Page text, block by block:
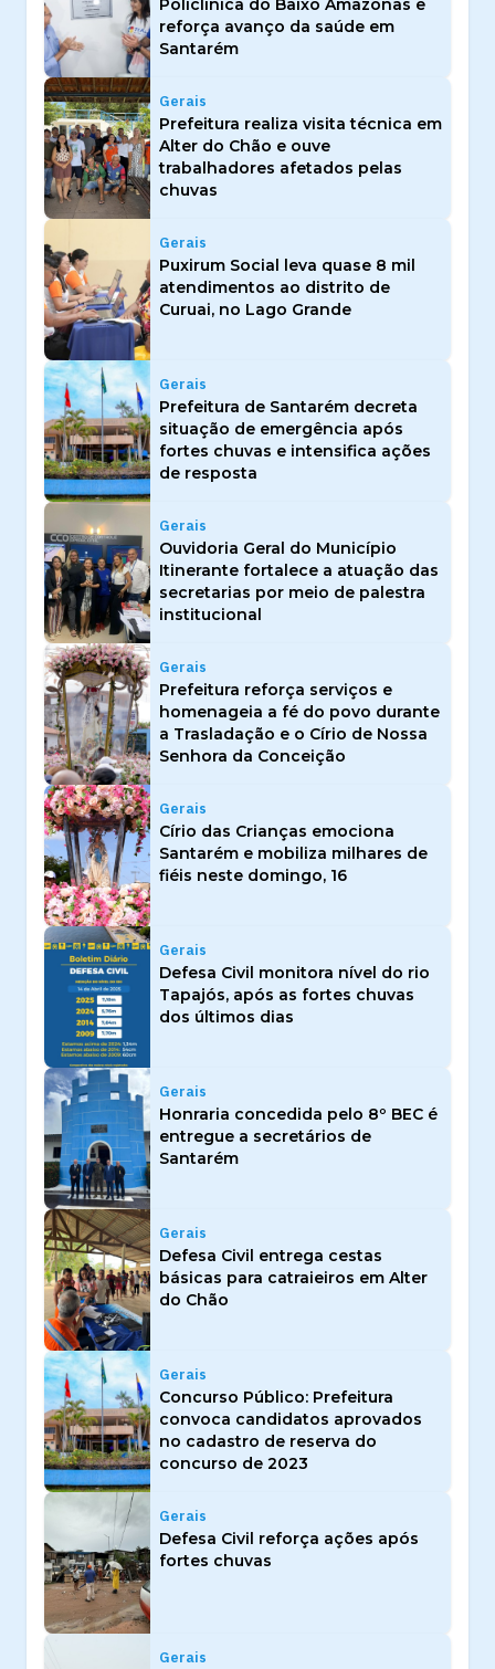
Policlínica do Baixo Amazonas e
reforça avanço da saúde em
Santarém
Gerais
Prefeitura realiza visita técnica em
Alter do Chão e ouve
trabalhadores afetados pelas
chuvas
Gerais
Puxirum Social leva quase 8 mil
atendimentos ao distrito de
Curuai, no Lago Grande
Gerais
Prefeitura de Santarém decreta
situação de emergência após
fortes chuvas e intensifica ações
de resposta
Gerais
Ouvidoria Geral do Município
Itinerante fortalece a atuação das
secretarias por meio de palestra
institucional
Gerais
Prefeitura reforça serviços e
homenageia a fé do povo durante
a Trasladação e o Círio de Nossa
Senhora da Conceição
Gerais
Círio das Crianças emociona
Santarém e mobiliza milhares de
fiéis neste domingo, 16
Gerais
Defesa Civil monitora nível do rio
Tapajós, após as fortes chuvas
dos últimos dias
Gerais
Honraria concedida pelo 8º BEC é
entregue a secretários de
Santarém
Gerais
Defesa Civil entrega cestas
básicas para catraieiros em Alter
do Chão
Gerais
Concurso Público: Prefeitura
convoca candidatos aprovados
no cadastro de reserva do
concurso de 2023
Gerais
Defesa Civil reforça ações após
fortes chuvas
Gerais